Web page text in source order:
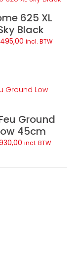
625 XL
Black
incl. BTW
Ground
45cm
incl. BTW